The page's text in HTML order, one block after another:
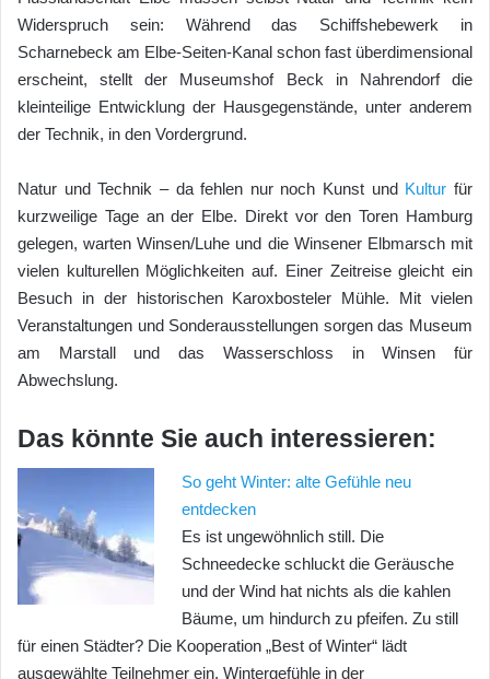
Widerspruch sein: Während das Schiffshebewerk in
Scharnebeck am Elbe-Seiten-Kanal schon fast überdimensional
erscheint, stellt der Museumshof Beck in Nahrendorf die
kleinteilige Entwicklung der Hausgegenstände, unter anderem
der Technik, in den Vordergrund.
Natur und Technik – da fehlen nur noch Kunst und Kultur für
kurzweilige Tage an der Elbe. Direkt vor den Toren Hamburg
gelegen, warten Winsen/Luhe und die Winsener Elbmarsch mit
vielen kulturellen Möglichkeiten auf. Einer Zeitreise gleicht ein
Besuch in der historischen Karoxbosteler Mühle. Mit vielen
Veranstaltungen und Sonderausstellungen sorgen das Museum
am Marstall und das Wasserschloss in Winsen für
Abwechslung.
Das könnte Sie auch interessieren:
So geht Winter: alte Gefühle neu
entdecken
Es ist ungewöhnlich still. Die
Schneedecke schluckt die Geräusche
und der Wind hat nichts als die kahlen
Bäume, um hindurch zu pfeifen. Zu still
für einen Städter? Die Kooperation „Best of Winter“ lädt
ausgewählte Teilnehmer ein, Wintergefühle in der